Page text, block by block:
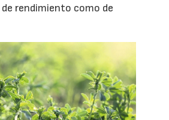
rendimiento como de